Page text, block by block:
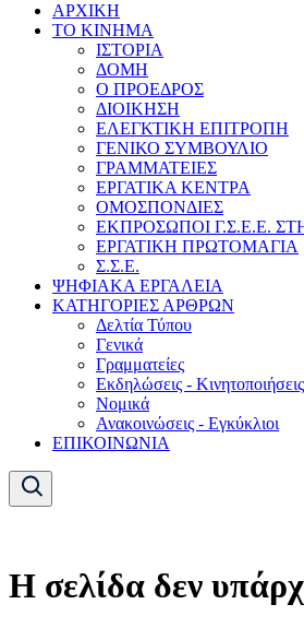
ΑΡΧΙΚΗ
ΤΟ ΚΙΝΗΜΑ
ΙΣΤΟΡΙΑ
ΔΟΜΗ
Ο ΠΡΟΕΔΡΟΣ
ΔΙΟΙΚΗΣΗ
ΕΛΕΓΚΤΙΚΗ ΕΠΙΤΡΟΠΗ
ΓΕΝΙΚΟ ΣΥΜΒΟΥΛΙΟ
ΓΡΑΜΜΑΤΕΙΕΣ
ΕΡΓΑΤΙΚΑ ΚΕΝΤΡΑ
ΟΜΟΣΠΟΝΔΙΕΣ
ΕΚΠΡΟΣΩΠΟΙ Γ.Σ.Ε.Ε.
ΕΡΓΑΤΙΚΗ ΠΡΩΤΟΜΑΓΙΑ
Σ.Σ.Ε.
ΨΗΦΙΑΚΑ ΕΡΓΑΛΕΙΑ
ΚΑΤΗΓΟΡΙΕΣ ΑΡΘΡΩΝ
Δελτία Τύπου
Γενικά
Γραμματείες
Εκδηλώσεις - Κινητοποιήσεις
Νομικά
Ανακοινώσεις - Εγκύκλιοι
ΕΠΙΚΟΙΝΩΝΙΑ
Η σελίδα δεν